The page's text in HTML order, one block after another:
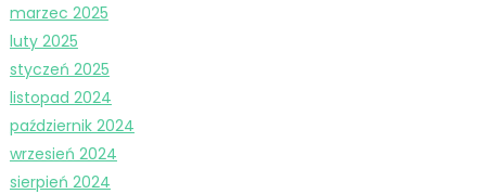
marzec 2025
luty 2025
styczeń 2025
listopad 2024
październik 2024
wrzesień 2024
sierpień 2024